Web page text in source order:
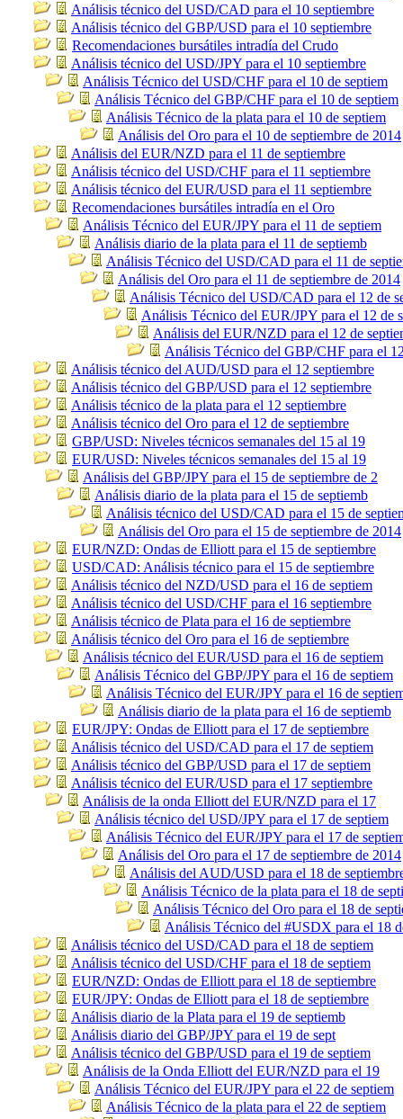
Análisis técnico del USD/CAD para el 10 septiembre
Análisis técnico del GBP/USD para el 10 septiembre
Recomendaciones bursátiles intradía del Crudo
Análisis técnico del USD/JPY para el 10 septiembre
Análisis Técnico del USD/CHF para el 10 de septiem
Análisis Técnico del GBP/CHF para el 10 de septiem
Análisis Técnico de la plata para el 10 de septiem
Análisis del Oro para el 10 de septiembre de 2014
Análisis del EUR/NZD para el 11 de septiembre
Análisis técnico del USD/CHF para el 11 septiembre
Análisis técnico del EUR/USD para el 11 septiembre
Recomendaciones bursátiles intradía en el Oro
Análisis Técnico del EUR/JPY para el 11 de septiem
Análisis diario de la plata para el 11 de septiemb
Análisis Técnico del USD/CAD para el 11 de
Análisis del Oro para el 11 de septiembre de 2014
Análisis Técnico del USD/CAD para el 12 de
Análisis Técnico del EUR/JPY para el 12 de
Análisis del EUR/NZD para el 12 de
Análisis Técnico del GBP/CHF para el
Análisis técnico del AUD/USD para el 12 septiembre
Análisis técnico del GBP/USD para el 12 septiembre
Análisis técnico de la plata para el 12 septiembre
Análisis técnico del Oro para el 12 de septiembre
GBP/USD: Niveles técnicos semanales del 15 al 19
EUR/USD: Niveles técnicos semanales del 15 al 19
Análisis del GBP/JPY para el 15 de septiembre de 2
Análisis diario de la plata para el 15 de septiemb
Análisis técnico del USD/CAD para el 15 de
Análisis del Oro para el 15 de septiembre de 2014
EUR/NZD: Ondas de Elliott para el 15 de septiembre
USD/CAD: Análisis técnico para el 15 de septiembre
Análisis técnico del NZD/USD para el 16 de septiem
Análisis técnico del USD/CHF para el 16 septiembre
Análisis técnico de Plata para el 16 de septiembre
Análisis técnico del Oro para el 16 de septiembre
Análisis técnico del EUR/USD para el 16 de septiem
Análisis Técnico del GBP/JPY para el 16 de septiem
Análisis Técnico del EUR/JPY para el 16 de
Análisis diario de la plata para el 16 de septiemb
EUR/JPY: Ondas de Elliott para el 17 de septiembre
Análisis técnico del USD/CAD para el 17 de septiem
Análisis técnico del GBP/USD para el 17 de septiem
Análisis técnico del EUR/USD para el 17 septiembre
Análisis de la onda Elliott del EUR/NZD para el 17
Análisis técnico del USD/JPY para el 17 de septiem
Análisis Técnico del EUR/JPY para el 17 de
Análisis del Oro para el 17 de septiembre de 2014
Análisis del AUD/USD para el 18 de
Análisis Técnico de la plata para el 18 de
Análisis Técnico del Oro para el 18 de
Análisis Técnico del #USDX para el 18
Análisis técnico del USD/CAD para el 18 de septiem
Análisis técnico del USD/CHF para el 18 de septiem
EUR/NZD: Ondas de Elliott para el 18 de septiembre
EUR/JPY: Ondas de Elliott para el 18 de septiembre
Análisis diario de la Plata para el 19 de septiemb
Análisis diario del GBP/JPY para el 19 de sept
Análisis técnico del GBP/USD para el 19 de septiem
Análisis de la Onda Elliott del EUR/NZD para el 19
Análisis Técnico del EUR/JPY para el 22 de septiem
Análisis Técnico de la plata para el 22 de septiem